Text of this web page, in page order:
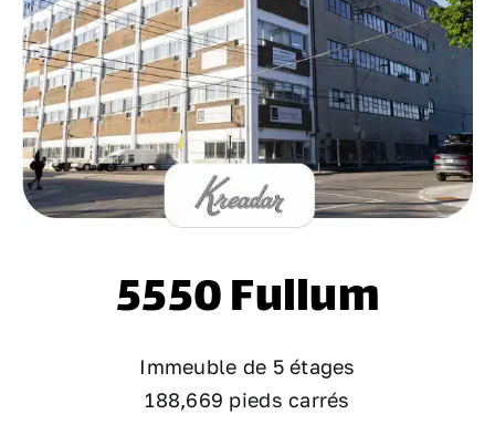
5550 Fullum
Immeuble de 5 étages
188,669 pieds carrés